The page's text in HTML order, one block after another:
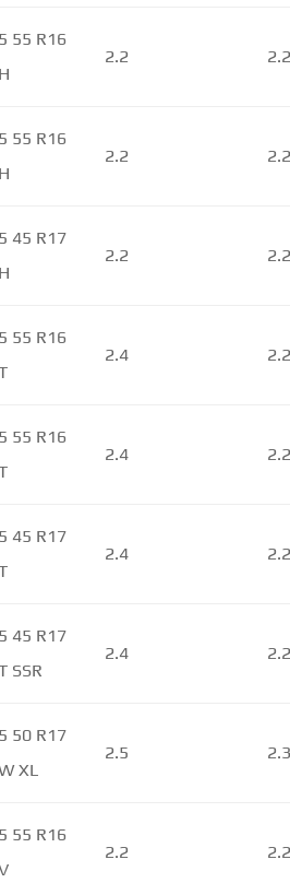
55 R16
2.2
55 R16
2.2
45 R17
2.2
55 R16
2.4
55 R16
2.4
45 R17
2.4
45 R17
SSR
2.4
50 R17
XL
2.5
55 R16
2.2